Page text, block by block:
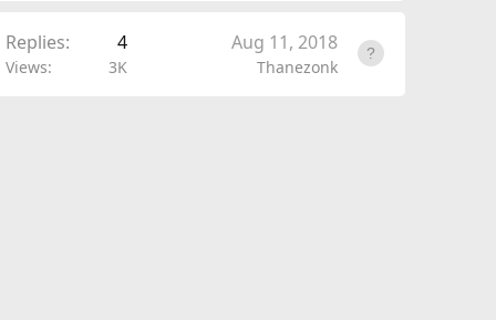
Replies 4
Views 3K
Aug 11, 2018
Thanezonk